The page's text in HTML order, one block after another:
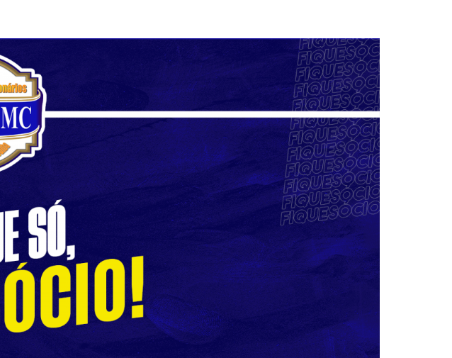
Linha de Crédito
Roupas e Moda
Material de Construção
Mafisa Turismo
Nivalmix
Odontologia
Ótica
Supermercado